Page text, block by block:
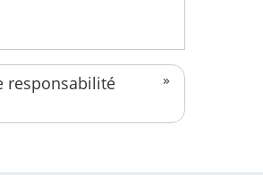
responsabilité